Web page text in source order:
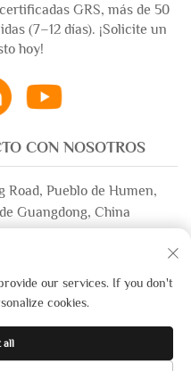
GRS, más de 50
(7–12 días). ¡Solicite un
hoy!
CON NOSOTROS
Road, Pueblo de Humen,
Guangdong, China
Privacidad
our services. If you don't
cookies.
all